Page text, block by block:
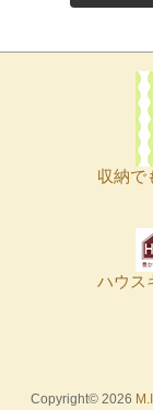
収納で
ハウス
Copyright© 2026